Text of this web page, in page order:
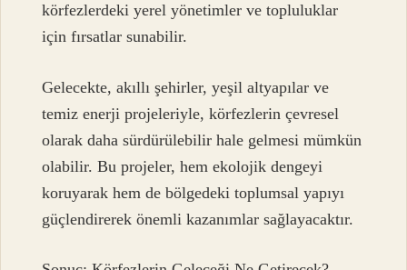
körfezlerdeki yerel yönetimler ve topluluklar
için fırsatlar sunabilir.
Gelecekte, akıllı şehirler, yeşil altyapılar ve
temiz enerji projeleriyle, körfezlerin çevresel
olarak daha sürdürülebilir hale gelmesi mümkün
olabilir. Bu projeler, hem ekolojik dengeyi
koruyarak hem de bölgedeki toplumsal yapıyı
güçlendirerek önemli kazanımlar sağlayacaktır.